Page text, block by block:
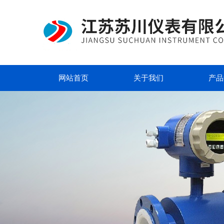
网站首页 关于我们 产